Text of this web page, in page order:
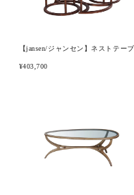
ピ
商品
【jansen/ジャンセン】ネストテー
¥403,700